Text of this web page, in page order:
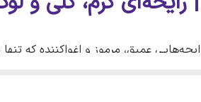
شبانه
عمیق، مرموز و اغواکننده که